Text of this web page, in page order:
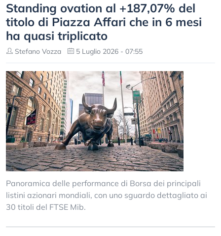
Standing ovation al +187,07% del
titolo di Piazza Affari che in 6 mesi
ha quasi triplicato
Stefano Vozza 5 Luglio 2026 - 07:55
Panoramica delle performance di Borsa dei principali
listini azionari mondiali, con uno sguardo dettagliato ai
30 titoli del FTSE Mib.